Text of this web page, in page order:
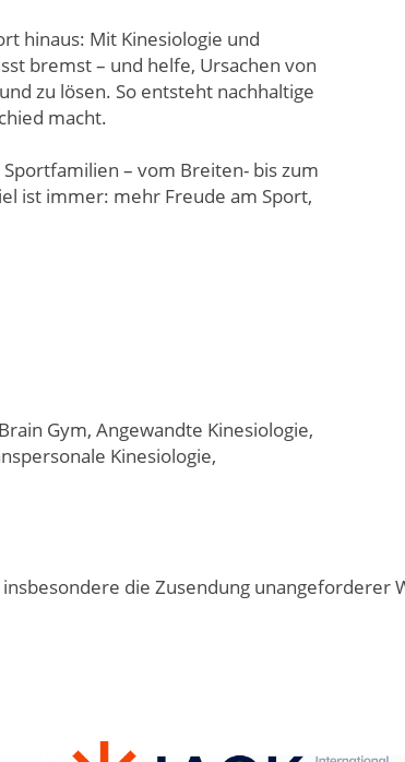
hinaus: Mit Kinesiologie und
bremst – und helfe, Ursachen von
zu lösen. So entsteht nachhaltige
macht.
– vom Breiten- bis zum
ist immer: mehr Freude am Sport,
Gym, Angewandte Kinesiologie,
Kinesiologie,
die Zusendung unangeforderer